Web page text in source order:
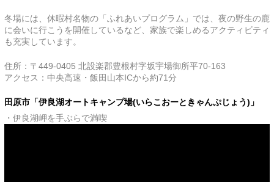
冬場には、休暇村名物の「ふれあいプログラム」では、夜の野生の鹿
に会いに行こうを開催しているなど、家族で楽しめるアクティビティ
も充実しています。
住所：〒449-0405 北設楽郡豊根村字坂宇場御所平70-163
アクセス：中央高速・飯田山本ICから約71分
田原市「伊良湖オートキャンプ場(いらこおーときゃんぷじょう)」
・伊良湖岬を手ぶらで満喫